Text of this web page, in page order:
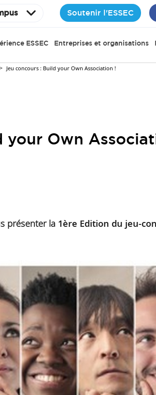
Soutenir l'ESSEC
ESSEC Entreprises et organisations
Jeu concours : Build your Own Association !
your Own
présenter la 1ère Edition du jeu-